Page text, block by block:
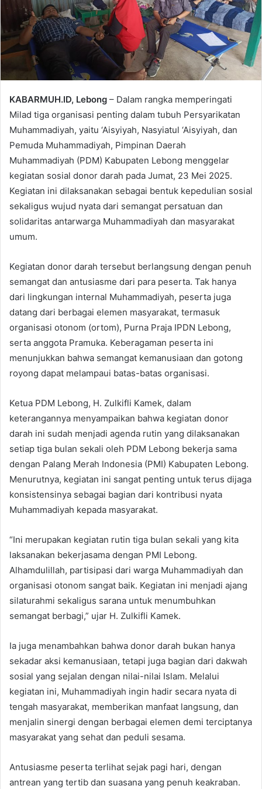
KABARMUH.ID, Lebong – Dalam rangka memperingati
Milad tiga organisasi penting dalam tubuh Persyarikatan
Muhammadiyah, yaitu ‘Aisyiyah, Nasyiatul ‘Aisyiyah, dan
Pemuda Muhammadiyah, Pimpinan Daerah
Muhammadiyah (PDM) Kabupaten Lebong menggelar
kegiatan sosial donor darah pada Jumat, 23 Mei 2025.
Kegiatan ini dilaksanakan sebagai bentuk kepedulian sosial
sekaligus wujud nyata dari semangat persatuan dan
solidaritas antarwarga Muhammadiyah dan masyarakat
umum.
Kegiatan donor darah tersebut berlangsung dengan penuh
semangat dan antusiasme dari para peserta. Tak hanya
dari lingkungan internal Muhammadiyah, peserta juga
datang dari berbagai elemen masyarakat, termasuk
organisasi otonom (ortom), Purna Praja IPDN Lebong,
serta anggota Pramuka. Keberagaman peserta ini
menunjukkan bahwa semangat kemanusiaan dan gotong
royong dapat melampaui batas-batas organisasi.
Ketua PDM Lebong, H. Zulkifli Kamek, dalam
keterangannya menyampaikan bahwa kegiatan donor
darah ini sudah menjadi agenda rutin yang dilaksanakan
setiap tiga bulan sekali oleh PDM Lebong bekerja sama
dengan Palang Merah Indonesia (PMI) Kabupaten Lebong.
Menurutnya, kegiatan ini sangat penting untuk terus dijaga
konsistensinya sebagai bagian dari kontribusi nyata
Muhammadiyah kepada masyarakat.
“Ini merupakan kegiatan rutin tiga bulan sekali yang kita
laksanakan bekerjasama dengan PMI Lebong.
Alhamdulillah, partisipasi dari warga Muhammadiyah dan
organisasi otonom sangat baik. Kegiatan ini menjadi ajang
silaturahmi sekaligus sarana untuk menumbuhkan
semangat berbagi,” ujar H. Zulkifli Kamek.
Ia juga menambahkan bahwa donor darah bukan hanya
sekadar aksi kemanusiaan, tetapi juga bagian dari dakwah
sosial yang sejalan dengan nilai-nilai Islam. Melalui
kegiatan ini, Muhammadiyah ingin hadir secara nyata di
tengah masyarakat, memberikan manfaat langsung, dan
menjalin sinergi dengan berbagai elemen demi terciptanya
masyarakat yang sehat dan peduli sesama.
Antusiasme peserta terlihat sejak pagi hari, dengan
antrean yang tertib dan suasana yang penuh keakraban.